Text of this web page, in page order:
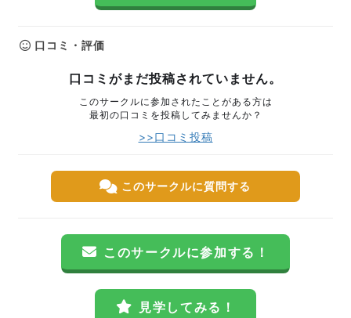
口コミ・評価
口コミがまだ投稿されていません。
このサークルに参加されたことがある方は
最初の口コミを投稿してみませんか？
>>口コミ投稿
このサークルに質問する
このサークルに参加する！
見学してみる！